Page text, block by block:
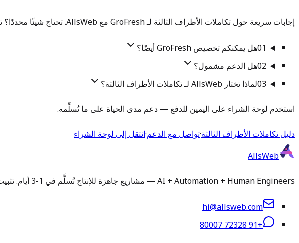
إجابات سريعة حول تكاملات الأطراف الثالثة لـ GroFresh مع AllsWeb. تحتاج شيئًا محددًا؟ تحدث إلى فريقنا.
01هل يمكنكم تخصيص GroFresh أيضًا؟
02هل الدعم مشمول؟
03لماذا تختار AllsWeb لـ تكاملات الأطراف الثالثة؟
استخدم لوحة الشراء على اليمين للدفع — دعم مدى الحياة على ما نُسلِّمه.
دليل تكاملات الأطراف الثالثة·تواصل مع الدعم·انتقل إلى لوحة الشراء
AllsWeb
AI + Automation + Human Engineers — مشاريع جاهزة للإنتاج تُسلَّم في 1-3 أيام. تثبيت وتخصيص ورفع تطبيقات ودعم مُدار لأي سكريبت أو قاعدة كود.
hi@allsweb.com
+91 72328 80007